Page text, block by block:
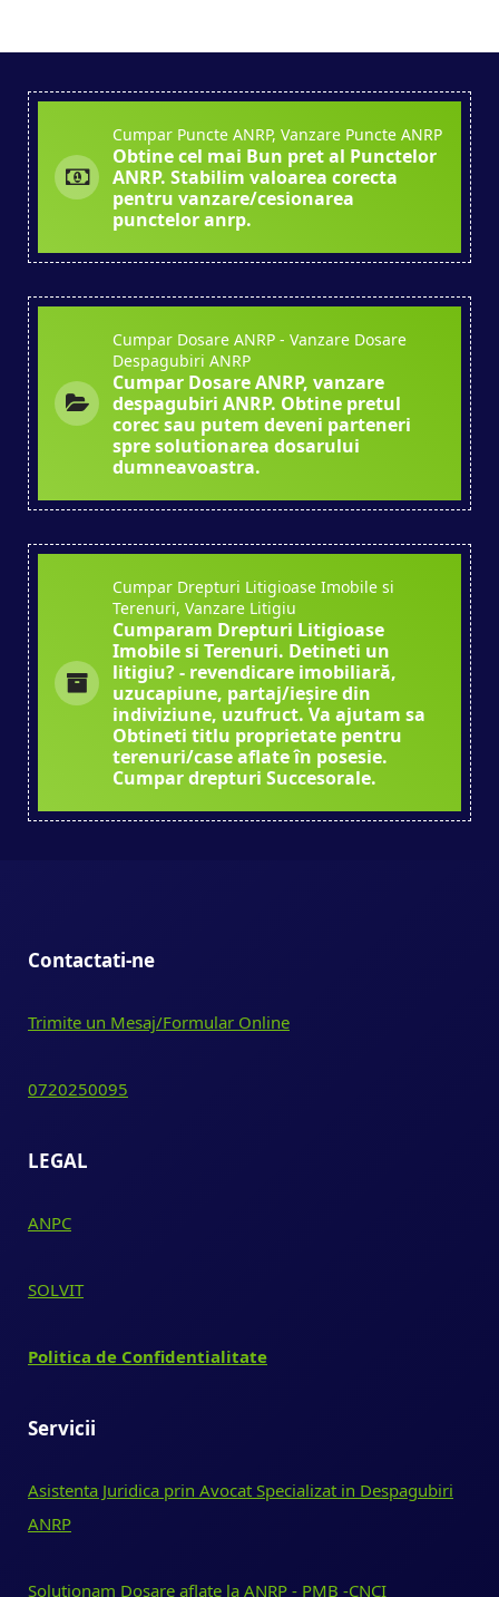
Cumpar Puncte ANRP, Vanzare Puncte ANRP
Obtine cel mai Bun pret al Punctelor
ANRP. Stabilim valoarea corecta
pentru vanzare/cesionarea
punctelor anrp.
Cumpar Dosare ANRP - Vanzare Dosare
Despagubiri ANRP
Cumpar Dosare ANRP, vanzare
despagubiri ANRP. Obtine pretul
corec sau putem deveni parteneri
spre solutionarea dosarului
dumneavoastra.
Cumpar Drepturi Litigioase Imobile si
Terenuri, Vanzare Litigiu
Cumparam Drepturi Litigioase
Imobile si Terenuri. Detineti un
litigiu? - revendicare imobiliară,
uzucapiune, partaj/ieșire din
indiviziune, uzufruct. Va ajutam sa
Obtineti titlu proprietate pentru
terenuri/case aflate în posesie.
Cumpar drepturi Succesorale.
Contactati-ne
Trimite un Mesaj/Formular Online
0720250095
LEGAL
ANPC
SOLVIT
Politica de Confidentialitate
Servicii
Asistenta Juridica prin Avocat Specializat in Despagubiri
ANRP
Solutionam Dosare aflate la ANRP - PMB -CNCI